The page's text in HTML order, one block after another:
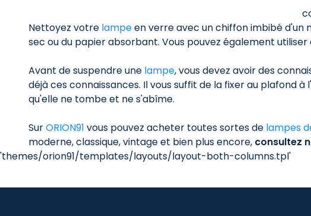
Nettoyez votre lampeen verre avec un chiffon imbibé d'un
sec ou du papier absorbant. Vous pouvez également utiliser
Avant de suspendre une lampe, vous devez avoir des
déjà ces connaissances. Il vous suffit de la fixer au plafond
qu'elle ne tombe et ne s'abîme.
SurORION91 vous pouvez acheter toutes sortes de lampes
moderne, classique, vintage et bien plus encore, consultez
'themes/orion91/templates/layouts/layout-both-columns.tpl'